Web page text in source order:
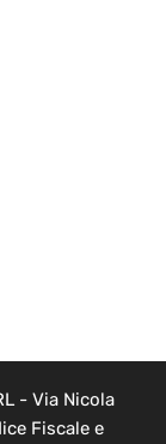
- Via Nicola
Fiscale e